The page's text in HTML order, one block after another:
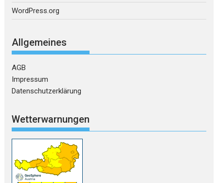
WordPress.org
Allgemeines
AGB
Impressum
Datenschutzerklärung
Wetterwarnungen